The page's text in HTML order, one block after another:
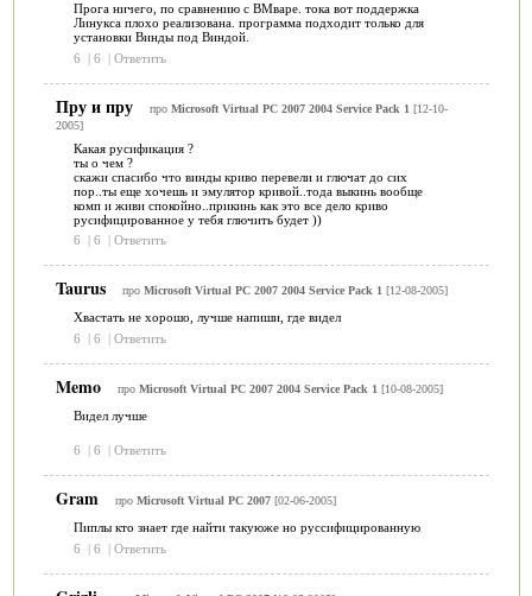
Прога ничего, по сравнению с ВМваре. тока вот поддержка
Линукса плохо реализована. программа подходит только для
установки Винды под Виндой.
6
| 6 | Ответить
Пру и пру про Microsoft Virtual PC 2007 2004 Service Pack 1 [12-10-
2005]
Какая русификация ?
ты о чем ?
скажи спасибо что винды криво перевели и глючат до сих
пор..ты еще хочешь и эмулятор кривой..тода выкинь вообще
комп и живи спокойно..прикинь как это все дело криво
русифицированное у тебя глючить будет ))
6
| 6 | Ответить
Taurus про Microsoft Virtual PC 2007 2004 Service Pack 1 [12-08-2005]
Хвастать не хорошо, лучше напиши, где видел
6
| 6 | Ответить
Memo про Microsoft Virtual PC 2007 2004 Service Pack 1 [10-08-2005]
Видел лучше
6 | 6 | Ответить
Gram про Microsoft Virtual PC 2007 [02-06-2005]
Пиплы кто знает где найти такуюже но руссифицированную
6
| 6 | Ответить